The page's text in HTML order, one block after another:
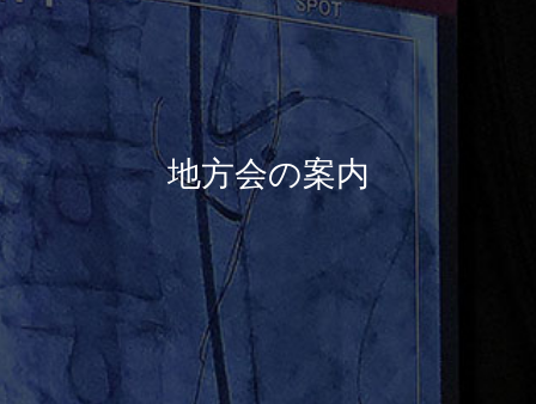
関連リンク
カレンダー
お問い合わせ
地方会の案内